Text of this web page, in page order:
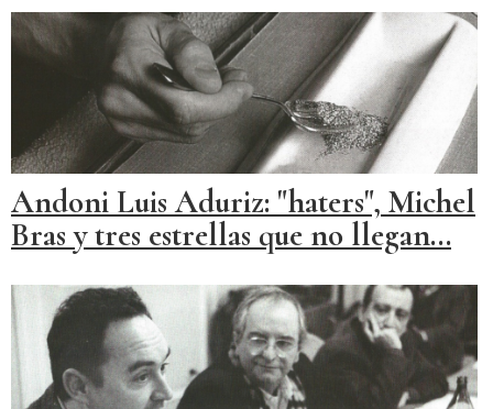
Andoni Luis Aduriz: "haters", Michel
Bras y tres estrellas que no llegan...